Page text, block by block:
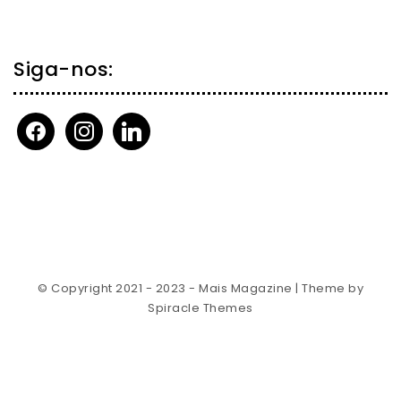
Siga-nos:
facebookinstagramlinkedin
© Copyright 2021 - 2023 - Mais Magazine | Theme by
Spiracle Themes